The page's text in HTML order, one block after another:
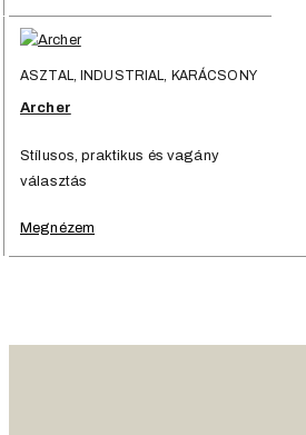
ASZTAL, INDUSTRIAL, KARÁCSONY
Archer
Stílusos, praktikus és vagány
választás
Megnézem